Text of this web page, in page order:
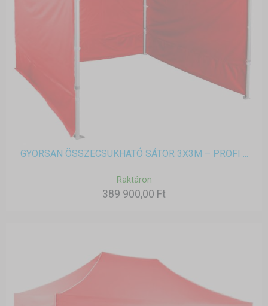
GYORSAN ÖSSZECSUKHATÓ SÁTOR 3X3M – PROFI ...
Raktáron
389 900,00 Ft